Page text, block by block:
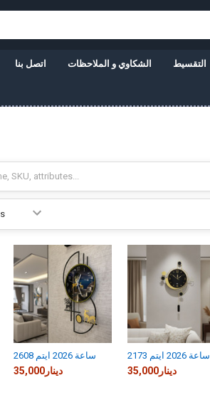
اتصل بنا الشكاوي و الملاحظات التقسيط
ساعة 2026 ايتم 2608
35,000دينار
ساعة 2026 ايتم 2173
35,000دينار